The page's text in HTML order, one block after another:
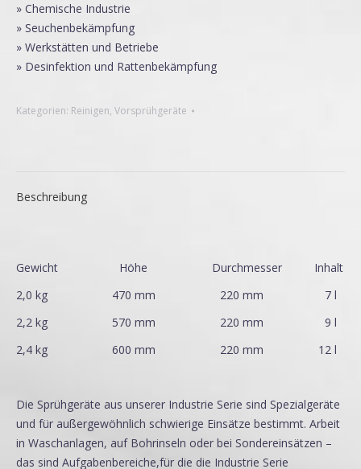
» Chemische Industrie
» Seuchenbekämpfung
» Werkstätten und Betriebe
» Desinfektion und Rattenbekämpfung
Kategorien: Reinigen, Vorsprühgeräte
Beschreibung
Gewicht Höhe Durchmesser Inhalt
2,0 kg 470 mm 220 mm 7 l
2,2 kg 570 mm 220 mm 9 l
2,4 kg 600 mm 220 mm 12 l
Die Sprühgeräte aus unserer Industrie Serie sind Spezialgeräte
und für außergewöhnlich schwierige Einsätze bestimmt. Arbeit
in Waschanlagen, auf Bohrinseln oder bei Sondereinsätzen –
das sind Aufgabenbereiche,für die die Industrie Serie